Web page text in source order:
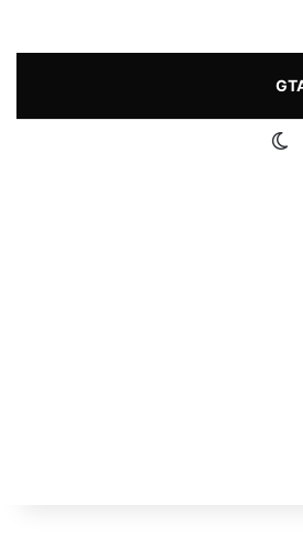
الوضع المظلم